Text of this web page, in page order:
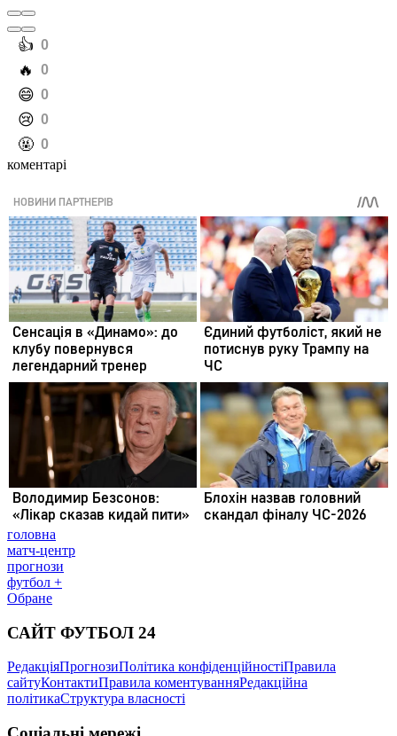
️👍 0
️🔥 0
️😄 0
️😢 0
️🤬 0
коментарі
головна
матч-центр
прогнози
футбол +
Обране
САЙТ ФУТБОЛ 24
РедакціяПрогнозиПолітика конфіденційностіПравила
сайтуКонтактиПравила коментуванняРедакційна
політикаСтруктура власності